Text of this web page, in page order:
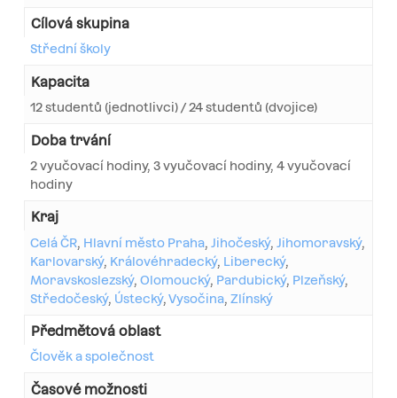
Cílová skupina
Střední školy
Kapacita
12 studentů (jednotlivci) / 24 studentů (dvojice)
Doba trvání
2 vyučovací hodiny, 3 vyučovací hodiny, 4 vyučovací
hodiny
Kraj
Celá ČR, Hlavní město Praha, Jihočeský, Jihomoravský,
Karlovarský, Královéhradecký, Liberecký,
Moravskoslezský, Olomoucký, Pardubický, Plzeňský,
Středočeský, Ústecký, Vysočina, Zlínský
Předmětová oblast
Člověk a společnost
Časové možnosti